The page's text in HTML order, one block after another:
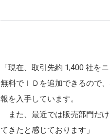
「現在、取引先約 1,400 社を
無料でＩＤを追加できるので
報を入手しています。
また、最近では販売部門だ
てきたと感じております」